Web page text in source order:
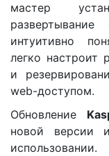
мастер
интуитивно
легко настроит
и
web-доступом.
Обновление
новой версии